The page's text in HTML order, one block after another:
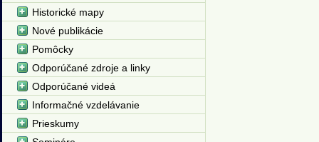
Historické mapy
Nové publikácie
Pomôcky
Odporúčané zdroje a linky
Odporúčané videá
Informačné vzdelávanie
Prieskumy